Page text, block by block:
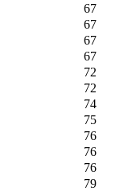
67
67
67
67
72
72
74
75
76
76
76
79